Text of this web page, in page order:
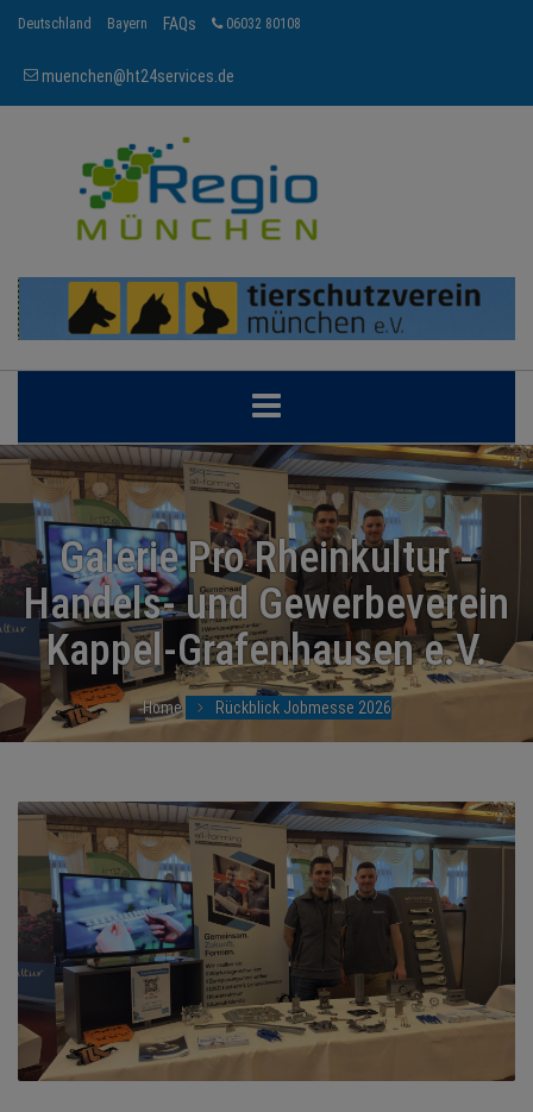
Deutschland Bayern FAQs 06032 80108
muenchen@ht24services.de
MÜNCHEN
BRANCHEN
NEWS
TERMINE
ANGEBOTE
MEDIEN
KONTAKT
Galerie Pro Rheinkultur -
Handels- und Gewerbeverein
Kappel-Grafenhausen e.V.
Home Rückblick Jobmesse 2026